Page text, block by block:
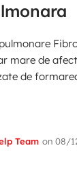
mare de
de
Team on 08/